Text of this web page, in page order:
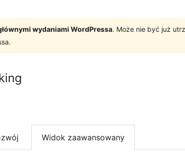
wydaniami WordPressa. Może nie być już
Widok zaawansowany